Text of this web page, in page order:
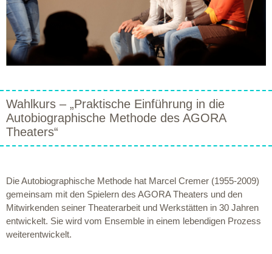
Wahlkurs – „Praktische Einführung in die
Autobiographische Methode des AGORA
Theaters“
Die Autobiographische Methode hat Marcel Cremer (1955-2009)
gemeinsam mit den Spielern des AGORA Theaters und den
Mitwirkenden seiner Theaterarbeit und Werkstätten in 30 Jahren
entwickelt. Sie wird vom Ensemble in einem lebendigen Prozess
weiterentwickelt.